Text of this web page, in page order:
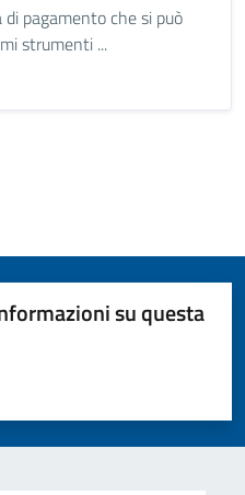
pagamento che si può
strumenti ...
su questa
su 5